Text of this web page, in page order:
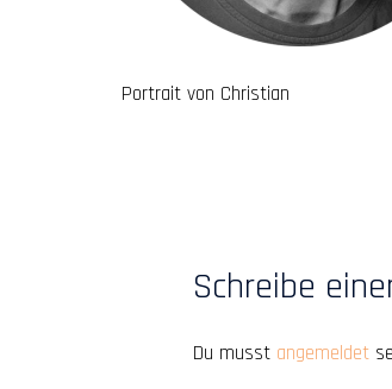
Portrait von Christian
Schreibe
Du musst angemeldet